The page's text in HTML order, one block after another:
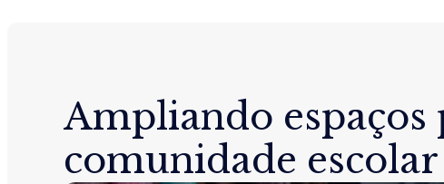
Ampliando espaços
comunidade escolar